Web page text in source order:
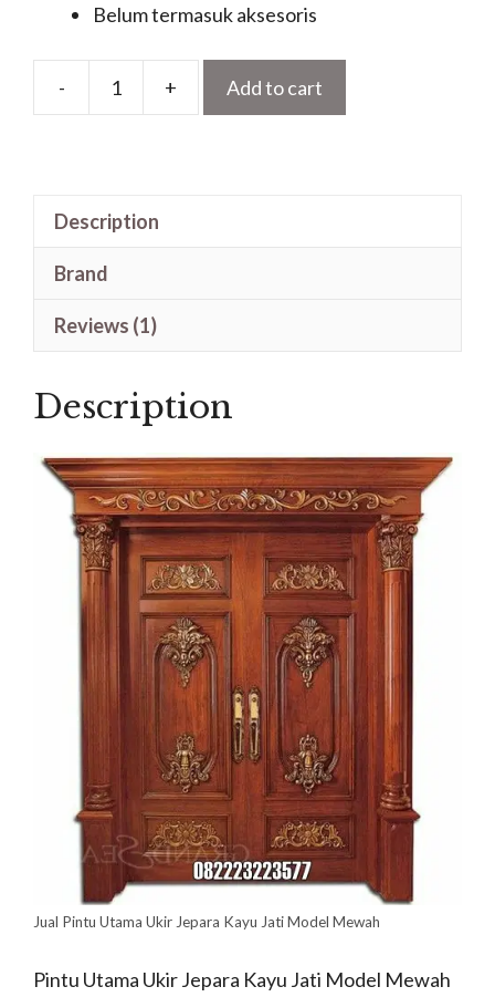
Belum termasuk aksesoris
-
Jual
Mewah
+ Add to cart
Description
Brand
Reviews (1)
Description
Jual Pintu Utama Ukir Jepara Kayu Jati Model Mewah
Pintu Utama Ukir Jepara Kayu Jati Model Mewah